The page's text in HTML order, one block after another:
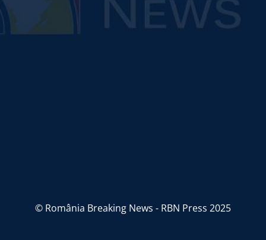
© România Breaking News - RBN Press 2025